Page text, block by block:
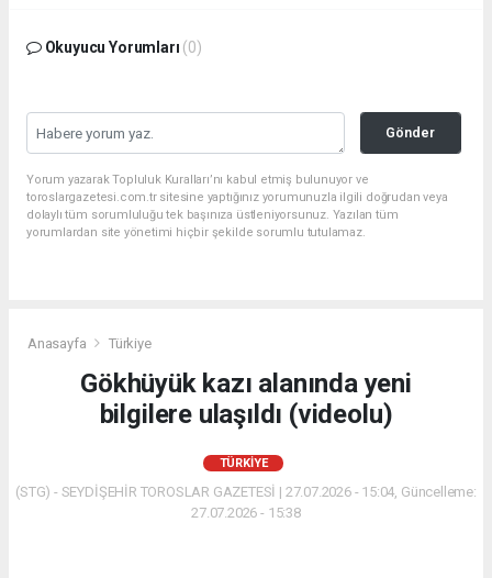
Okuyucu Yorumları (0)
Gönder
Yorum yazarak Topluluk Kuralları’nı kabul etmiş bulunuyor ve
toroslargazetesi.com.tr sitesine yaptığınız yorumunuzla ilgili doğrudan veya
dolaylı tüm sorumluluğu tek başınıza üstleniyorsunuz. Yazılan tüm
yorumlardan site yönetimi hiçbir şekilde sorumlu tutulamaz.
Anasayfa Türkiye
Gökhüyük kazı alanında yeni
bilgilere ulaşıldı (videolu)
TÜRKIYE
(STG) - SEYDİŞEHİR TOROSLAR GAZETESİ | 27.07.2026 - 15:04, Güncelleme:
27.07.2026 - 15:38